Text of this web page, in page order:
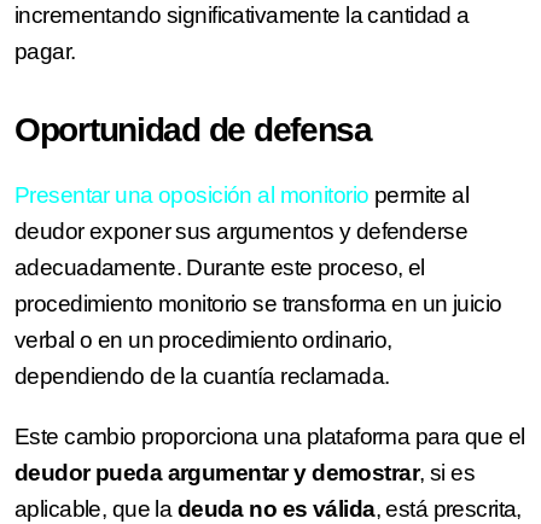
incrementando significativamente la cantidad a
pagar.
Oportunidad de defensa
Presentar una oposición al monitorio permite al
deudor exponer sus argumentos y defenderse
adecuadamente. Durante este proceso, el
procedimiento monitorio se transforma en un juicio
verbal o en un procedimiento ordinario,
dependiendo de la cuantía reclamada.
Este cambio proporciona una plataforma para que el
deudor pueda argumentar y demostrar, si es
aplicable, que la deuda no es válida, está prescrita,